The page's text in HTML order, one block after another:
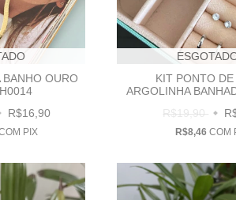
OURO
R$16,90
PIX
KIT PONTO
ARGOLINHA
R$19,90
R$8,46 COM